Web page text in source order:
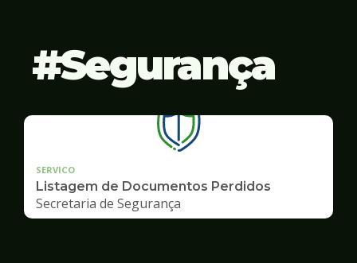
Segurança
SERVICO
Listagem de Documentos Perdidos
Secretaria de Segurança